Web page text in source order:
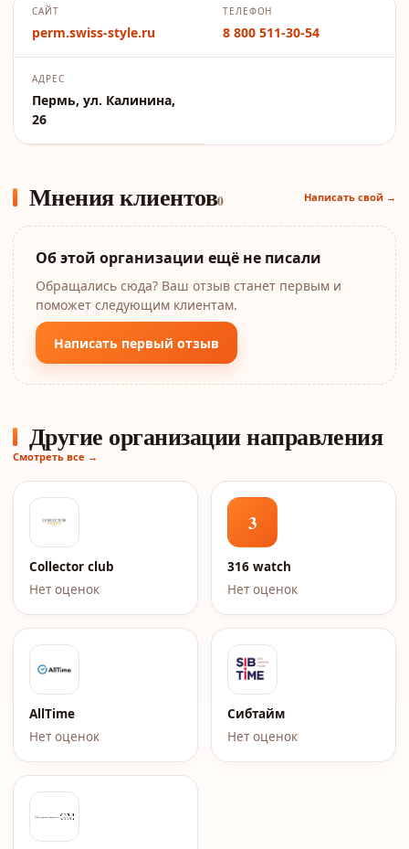
САЙТ
perm.swiss-style.ru
ТЕЛЕФОН
8 800 511-30-54
АДРЕС
Пермь, ул. Калинина,
26
Мнения клиентов0 Написать свой →
Об этой организации ещё не писали
Обращались сюда? Ваш отзыв станет первым и
поможет следующим клиентам.
Написать первый отзыв
Другие организации направления
Смотреть все →
Collector club
Нет оценок
3
316 watch
Нет оценок
AllTime
Нет оценок
Сибтайм
Нет оценок